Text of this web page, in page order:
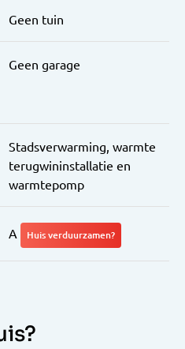
Geen tuin
Geen garage
Stadsverwarming, warmte
terugwininstallatie en
warmtepomp
A Huis verduurzamen?